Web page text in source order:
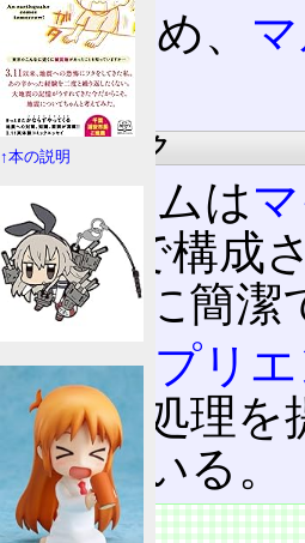
このため、
ある。
マルチタスク
システムは
(部品)で構成
は非常に簡潔
完全な プリ
レッド 処理を
応している。
互換OS
↑本の説明